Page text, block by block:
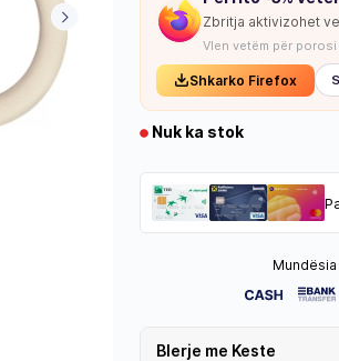
Zbritja aktivizohet
Vlen vetëm për
Shkarko Firefox
Nuk ka stok
Blerje me Keste